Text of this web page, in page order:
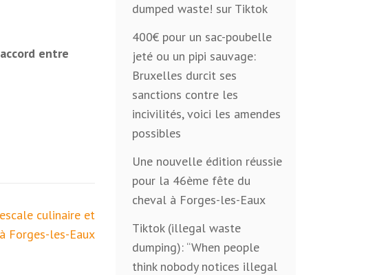
entre
culinaire et
Forges-les-Eaux
dumped waste! sur Tiktok
400€ pour un sac-poubelle
jeté ou un pipi sauvage:
Bruxelles durcit ses
sanctions contre les
incivilités, voici les amendes
possibles
Une nouvelle édition réussie
pour la 46ème fête du
cheval à Forges-les-Eaux
Tiktok (illegal waste
dumping): “When people
think nobody notices illegal